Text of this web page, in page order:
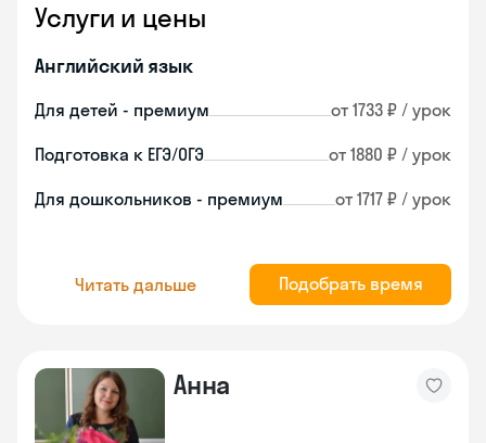
Услуги и цены
Английский язык
Для детей - премиум от 1733 ₽ / урок
Подготовка к ЕГЭ/ОГЭ от 1880 ₽ / урок
Для дошкольников - премиум от 1717 ₽ / урок
Читать дальше Подобрать время
Анна